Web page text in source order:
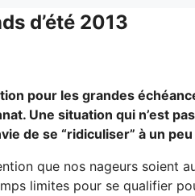
d’été 2013
pour les grandes
Une situation qui n’est
de se “ridiculiser” à un
que nos nageurs soient
limites pour se qualifier